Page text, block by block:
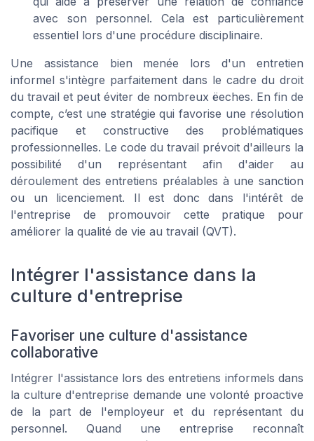
avec son personnel. Cela est particulièrement
essentiel lors d'une procédure disciplinaire.
Une assistance bien menée lors d'un entretien
informel s'intègre parfaitement dans le cadre du droit
du travail et peut éviter de nombreux ëeches. En fin de
compte, c’est une stratégie qui favorise une résolution
pacifique et constructive des problématiques
professionnelles. Le code du travail prévoit d'ailleurs la
possibilité d'un représentant afin d'aider au
déroulement des entretiens préalables à une sanction
ou un licenciement. Il est donc dans l'intérêt de
l'entreprise de promouvoir cette pratique pour
améliorer la qualité de vie au travail (QVT).
Intégrer l'assistance dans la
culture d'entreprise
Favoriser une culture d'assistance
collaborative
Intégrer l'assistance lors des entretiens informels dans
la culture d'entreprise demande une volonté proactive
de la part de l'employeur et du représentant du
personnel. Quand une entreprise reconnaît